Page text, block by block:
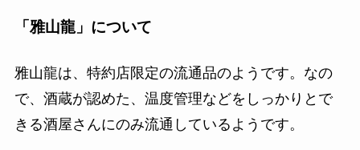
「雅山龍」について
雅山龍は、特約店限定の流通品のようです。なの
で、酒蔵が認めた、温度管理などをしっかりとで
きる酒屋さんにのみ流通しているようです。